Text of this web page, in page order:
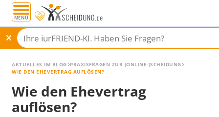
MENÜ
AKTUELLES IM BLOG PRAXISFRAGEN ZUR (ONLINE-)SCHEIDUNG
WIE DEN EHEVERTRAG AUFLÖSEN?
Wie den Ehevertrag
auflösen?